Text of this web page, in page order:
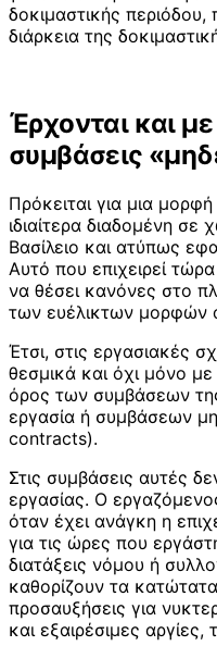
δοκιμαστικής
διάρκεια της
Έρχονται και
συμβάσεις
Πρόκειται για μια
ιδιαίτερα διαδομένη
Βασίλειο και ατύπως
Αυτό που επιχειρεί
να θέσει κανόνες στο
των ευέλικτων μορφών
Έτσι, στις εργασιακές
θεσμικά και όχι μόνο
όρος των συμβάσεων
εργασία ή συμβάσεων
contracts).
Στις συμβάσεις αυτές
εργασίας. Ο
όταν έχει ανάγκη η
για τις ώρες που
διατάξεις νόμου ή
καθορίζουν τα
προσαυξήσεις για
και εξαιρέσιμες